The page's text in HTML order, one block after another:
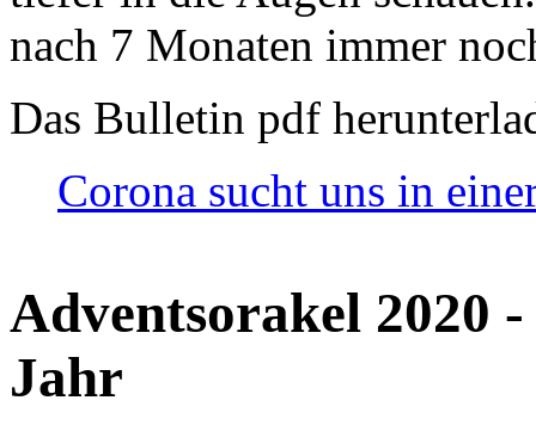
nach 7 Monaten immer
Das Bulletin pdf
Corona sucht uns in
Adventsorakel 2020
Jahr